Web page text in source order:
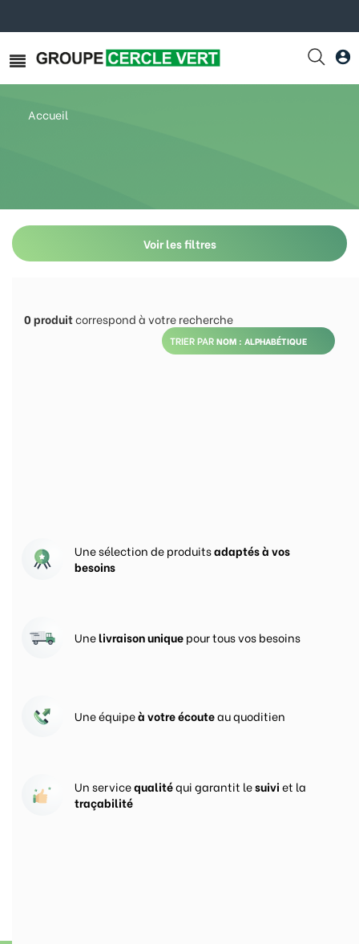
Accueil
Voir les filtres
0produitcorrespond à votre recherche
TRIER PAR
Une sélection de produitsadaptés à vos
besoins
Unelivraison uniquepour tous vos besoins
Une équipeà votre écouteau quoditien
Un servicequalitéqui garantit lesuiviet la
traçabilité